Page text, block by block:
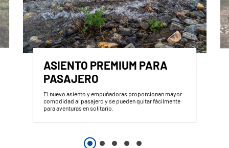
ASIENTO PREMIUM PARA
PASAJERO
El nuevo asiento y empuñadoras proporcionan mayor
comodidad al pasajero y se pueden quitar fácilmente
para aventuras en solitario.